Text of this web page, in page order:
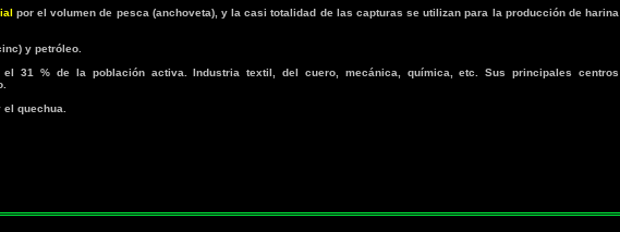
por el volumen de pesca (anchoveta), y la casi totalidad de las capturas se utilizan para la producción de harina
y petróleo.
el 31 % de la población activa. Industria textil, del cuero, mecánica, química, etc. Sus principales centros
quechua.